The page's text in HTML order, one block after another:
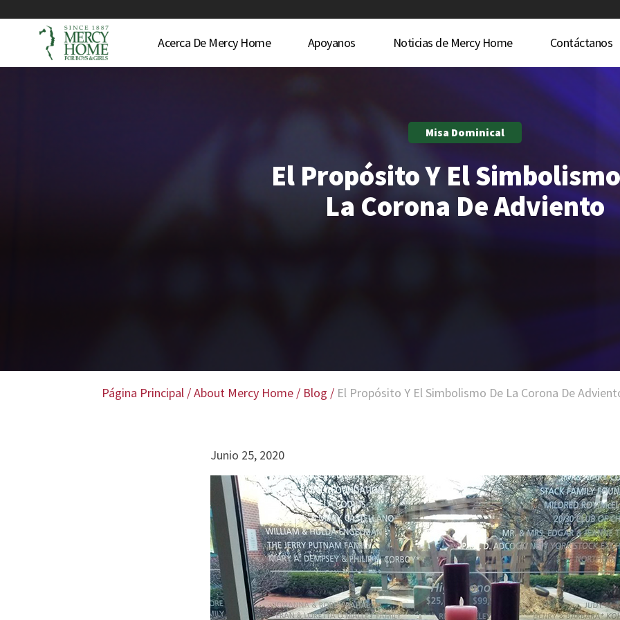
Acerca De Mercy Home Apoyanos Noticias de Mercy Home Contáctanos
Misa Dominical
El Propósito Y El
La Corona De Adviento
Página Principal /About Mercy Home / Blog / El Propósito Y El Simbolismo De La Corona De
Junio 25, 2020